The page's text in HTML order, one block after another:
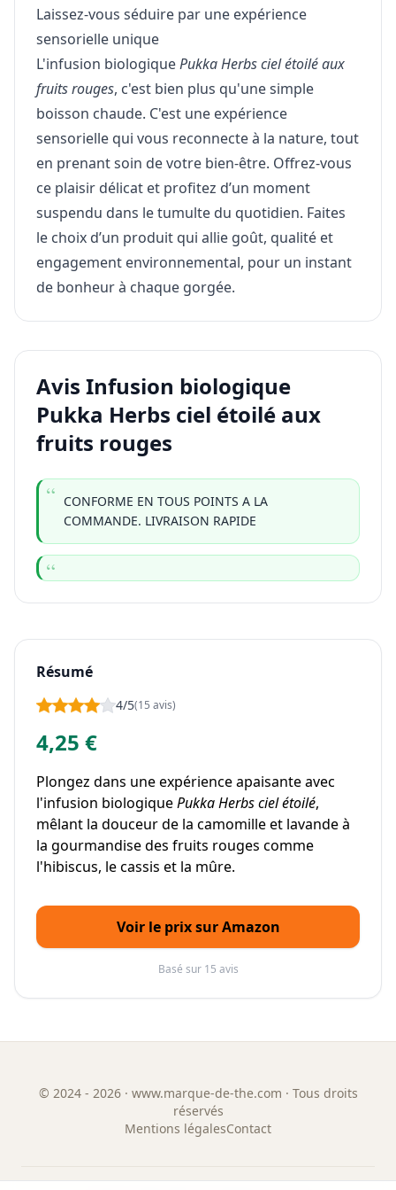
Laissez-vous séduire par une expérience
sensorielle unique
L'infusion biologiquePukka Herbs ciel étoilé aux
fruits rouges, c'est bien plus qu'une simple
boisson chaude. C'est une expérience
sensorielle qui vous reconnecte à la nature, tout
en prenant soin de votre bien-être. Offrez-vous
ce plaisir délicat et profitez d’un moment
suspendu dans le tumulte du quotidien. Faites
le choix d’un produit qui allie goût, qualité et
engagement environnemental, pour un instant
de bonheur à chaque gorgée.
Avis Infusion biologique
Pukka Herbs ciel étoilé aux
fruits rouges
CONFORME EN TOUS POINTS A LA
COMMANDE. LIVRAISON RAPIDE
Résumé
4/5(15 avis)
4,25 €
Plongez dans une expérience apaisante avec
l'infusion biologiquePukka Herbs ciel étoilé,
mêlant la douceur de la camomille et lavande à
la gourmandise des fruits rouges comme
l'hibiscus, le cassis et la mûre.
Voir le prix sur Amazon
Basé sur 15 avis
© 2024 - 2026· www.marque-de-the.com · Tous droits
réservés
Mentions légalesContact